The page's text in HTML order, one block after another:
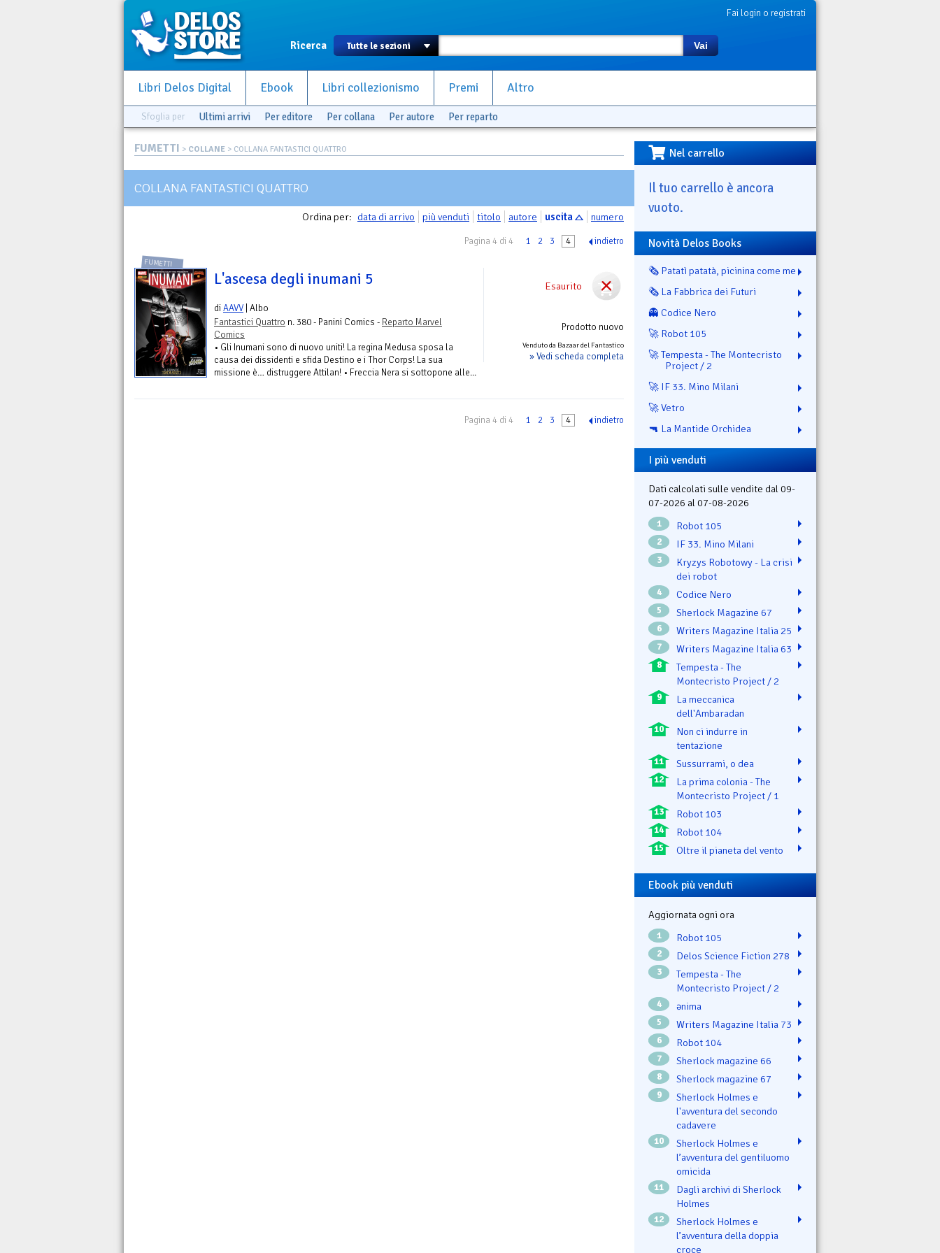
Fai login o registrati
Ricerca Vai
Libri Delos Digital Ebook Libri collezionismo Premi Altro
Sfoglia per Ultimi arrivi Per editore Per collana Per autore Per reparto
FUMETTI > COLLANE > COLLANA FANTASTICI QUATTRO
COLLANA FANTASTICI QUATTRO
Ordina per: data di arrivo più venduti titolo autore uscita numero
Pagina 4 di 4 1 2 3 4 indietro
Esaurito
Prodotto nuovo
Venduto da Bazaar del Fantastico
» Vedi scheda completa
FUMETTI
L'ascesa degli inumani 5
diAAVV | Albo
Fantastici Quattro n. 380 - Panini Comics - Reparto Marvel
Comics
• Gli Inumani sono di nuovo uniti! La regina Medusa sposa la
causa dei dissidenti e sfida Destino e i Thor Corps! La sua
missione è… distruggere Attilan! • Freccia Nera si sottopone alle...
Pagina 4 di 4 1 2 3 4 indietro
Nel carrello
Il tuo carrello è ancora
vuoto.
Novità Delos Books
🗞️ Patatì patatà, picinina come me
🗞️ La Fabbrica dei Futuri
👻 Codice Nero
🚀 Robot 105
🚀 Tempesta - The Montecristo
Project / 2
🚀 IF 33. Mino Milani
🚀 Vetro
🔫 La Mantide Orchidea
I più venduti
Dati calcolati sulle vendite dal 09-
07-2026 al 07-08-2026
1 Robot 105
2 IF 33. Mino Milani
3
Kryzys Robotowy - La crisi
dei robot
4 Codice Nero
5 Sherlock Magazine 67
6 Writers Magazine Italia 25
7 Writers Magazine Italia 63
8
Tempesta - The
Montecristo Project / 2
9
La meccanica
dell'Ambaradan
10
Non ci indurre in
tentazione
11 Sussurrami, o dea
12
La prima colonia - The
Montecristo Project / 1
13 Robot 103
14 Robot 104
15 Oltre il pianeta del vento
Ebook più venduti
Aggiornata ogni ora
1 Robot 105
2 Delos Science Fiction 278
3
Tempesta - The
Montecristo Project / 2
4 ənima
5 Writers Magazine Italia 73
6 Robot 104
7 Sherlock magazine 66
8 Sherlock magazine 67
9
Sherlock Holmes e
l'avventura del secondo
cadavere
10
Sherlock Holmes e
l’avventura del gentiluomo
omicida
11
Dagli archivi di Sherlock
Holmes
12
Sherlock Holmes e
l’avventura della doppia
croce